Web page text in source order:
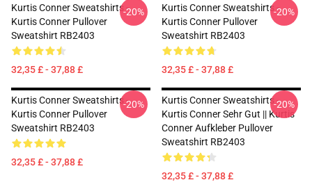
Kurtis Conner Sweatshirts -
Kurtis Conner Pullover
Sweatshirt RB2403
32,35 £ - 37,88 £
-20%
Kurtis Conner Sweatshirts -
Kurtis Conner Pullover
Sweatshirt RB2403
32,35 £ - 37,88 £
-20%
Kurtis Conner Sweatshirts -
Kurtis Conner Pullover
Sweatshirt RB2403
32,35 £ - 37,88 £
-20%
Kurtis Conner Sweatshirts -
Kurtis Conner Sehr Gut || Kurtis
Conner Aufkleber Pullover
Sweatshirt RB2403
32,35 £ - 37,88 £
-20%